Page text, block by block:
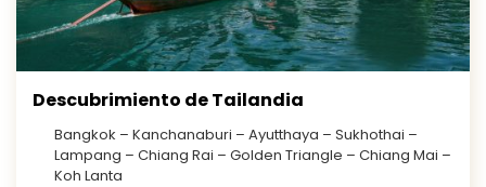
Descubrimiento de Tailandia
Bangkok – Kanchanaburi – Ayutthaya – Sukhothai –
Lampang – Chiang Rai – Golden Triangle – Chiang Mai –
Koh Lanta